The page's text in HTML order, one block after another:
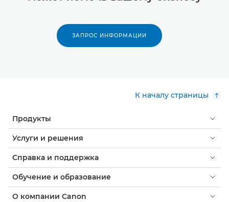
ЗАПРОС ИНФОРМАЦИИ
К началу страницы
Продукты
Услуги и решения
Справка и поддержка
Обучение и образование
О компании Canon